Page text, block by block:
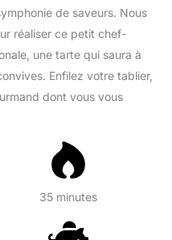
de saveurs. Nous
réaliser ce petit chef-
une tarte qui saura à
Enfilez votre tablier,
dont vous vous
35 minutes